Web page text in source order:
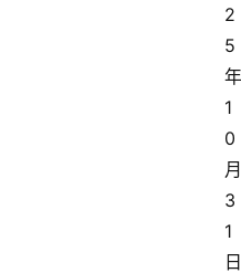
2
5
年
1
0
月
3
1
日